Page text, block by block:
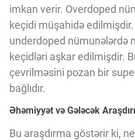
imkan verir. Overdoped
keçidi müşahidə
underdoped nümunələrdə
keçidləri aşkar edilmişdir.
çevrilməsini pozan bir
bağlıdır.
Əhəmiyyət və Gələcək
Bu araşdırma göstərir ki,